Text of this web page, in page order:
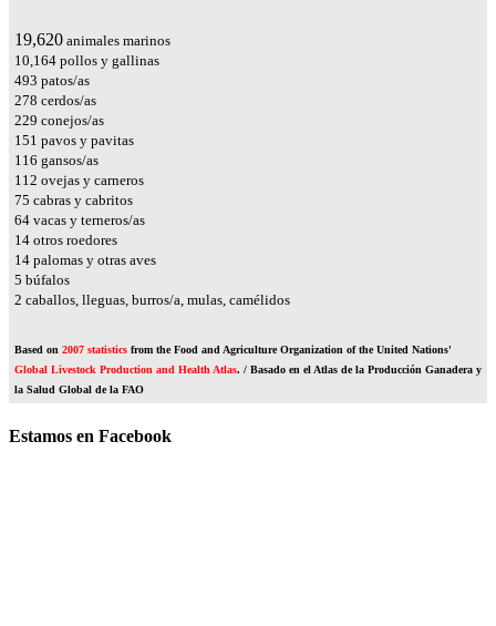
23,545 animales marinos
12,197 pollos y gallinas
592 patos/as
334 cerdos/as
275 conejos/as
181 pavos y pavitas
139 gansos/as
135 ovejas y carneros
90 cabras y cabritos
76 vacas y terneros/as
17 otros roedores
16 palomas y otras aves
6 búfalos
2 caballos, lleguas, burros/a, mulas, camélidos
Based on 2007 statistics from the Food and Agriculture Organization of the United Nations'
Global Livestock Production and Health Atlas. / Basado en el Atlas de la Producción Ganadera y
la Salud Global de la FAO
Estamos en Facebook